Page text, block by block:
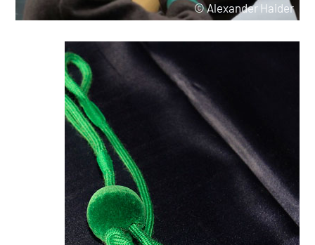
© Alexander Haider